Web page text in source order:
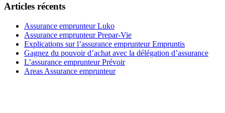
Articles récents
Assurance emprunteur Luko
Assurance emprunteur Prepar-Vie
Explications sur l’assurance emprunteur Empruntis
Gagnez du pouvoir d’achat avec la délégation d’assurance
L’assurance emprunteur Prévoir
Areas Assurance emprunteur